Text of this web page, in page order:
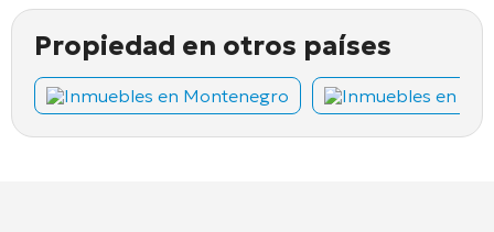
Propiedad en otros países
Inmuebles en Montenegro Inmuebles en